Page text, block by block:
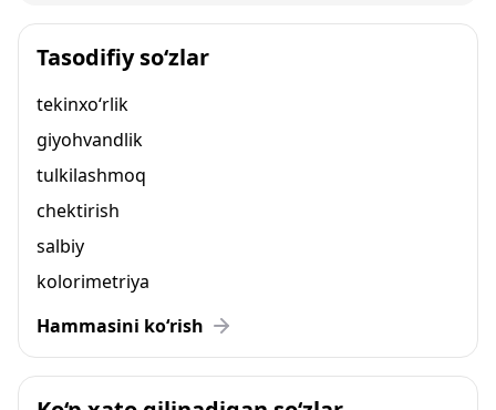
Tasodifiy so‘zlar
tekinxo‘rlik
giyohvandlik
tulkilashmoq
chektirish
salbiy
kolorimetriya
Hammasini ko‘rish